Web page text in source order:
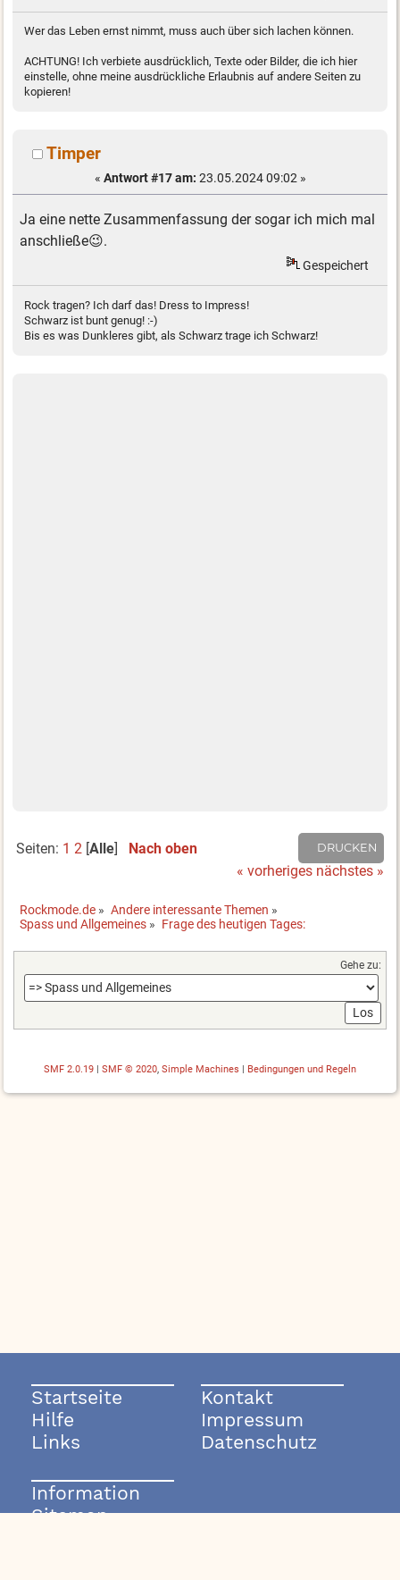
Wer das Leben ernst nimmt, muss auch über sich lachen können.
ACHTUNG! Ich verbiete ausdrücklich, Texte oder Bilder, die ich hier
einstelle, ohne meine ausdrückliche Erlaubnis auf andere Seiten zu
kopieren!
Timper
« Antwort #17 am: 23.05.2024 09:02 »
Ja eine nette Zusammenfassung der sogar ich mich mal
anschließe😉.
Gespeichert
Rock tragen? Ich darf das! Dress to Impress!
Schwarz ist bunt genug! :-)
Bis es was Dunkleres gibt, als Schwarz trage ich Schwarz!
DRUCKEN
Seiten: 1 2[Alle]
Nach oben
« vorheriges nächstes »
Rockmode.de » Andere interessante Themen »
Spass und Allgemeines » Frage des heutigen Tages:
Gehe zu:
SMF 2.0.19 | SMF © 2020, Simple Machines | Bedingungen und Regeln
Startseite
Hilfe
Links
Kontakt
Impressum
Datenschutz
Information
Sitemap